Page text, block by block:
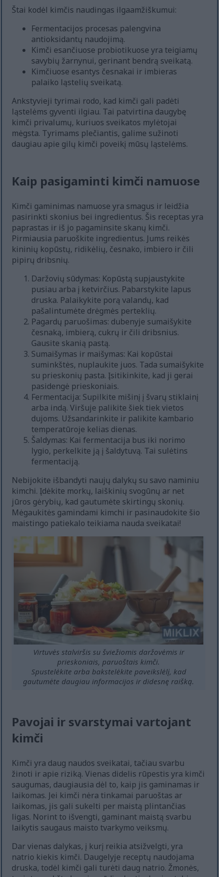
Štai kodėl kimčis naudingas ilgaamžiškumui:
Fermentacijos procesas palengvina
antioksidantų naudojimą.
Kimči esančiuose probiotikuose yra teigiamų
savybių žarnynui, gerinant bendrą sveikatą.
Kimčiuose esantys česnakai ir imbieras
palaiko ląstelių sveikatą.
Ankstyvieji tyrimai rodo, kad kimči gali padėti
ląstelėms gyventi ilgiau. Tai patvirtina daugybę
kimči privalumų, kuriuos sveikatos mylėtojai
mėgsta. Tyrimams plečiantis, galime sužinoti
daugiau apie gilų kimči poveikį mūsų ląstelėms.
Kaip pasigaminti kimči namuose
Kimči gaminimas namuose yra smagus ir leidžia
pasirinkti skonius bei ingredientus. Šis receptas yra
paprastas ir iš jo pagaminsite skanų kimči.
Pirmiausia paruoškite ingredientus. Jums reikės
kininių kopūstų, ridikėlių, česnako, imbiero ir čili
pipirų dribsnių.
Daržovių sūdymas: Kopūstą supjaustykite
pusiau arba į ketvirčius. Pabarstykite lapus
druska. Palaikykite porą valandų, kad
pašalintumėte drėgmės perteklių.
Pagardų paruošimas: dubenyje sumaišykite
česnaką, imbierą, cukrų ir čili dribsnius.
Gausite skanią pastą.
Sumaišymas ir maišymas: Kai kopūstai
suminkštės, nuplaukite juos. Tada sumaišykite
su prieskonių pasta. Įsitikinkite, kad ji gerai
pasidengė prieskoniais.
Fermentacija: Supilkite mišinį į švarų stiklainį
arba indą. Viršuje palikite šiek tiek vietos
dujoms. Užsandarinkite ir palikite kambario
temperatūroje kelias dienas.
Šaldymas: Kai fermentacija bus iki norimo
lygio, perkelkite ją į šaldytuvą. Tai sulėtins
fermentaciją.
Nebijokite išbandyti naujų dalykų su savo naminiu
kimchi. Įdėkite morkų, laiškinių svogūnų ar net
jūros gėrybių, kad gautumėte skirtingų skonių.
Mėgaukitės gamindami kimchi ir pasinaudokite šio
maistingo patiekalo teikiama nauda sveikatai!
Virtuvės stalviršis su šviežiomis daržovėmis ir
prieskoniais, paruoštais kimči.
Spustelėkite arba bakstelėkite paveikslėlį, kad
gautumėte daugiau informacijos ir didesnę raišką.
Pavojai ir svarstymai vartojant
kimči
Kimči yra daug naudos sveikatai, tačiau svarbu
žinoti ir apie riziką. Vienas didelis rūpestis yra kimči
saugumas, daugiausia dėl to, kaip jis gaminamas ir
laikomas. Jei kimči nėra tinkamai paruoštas ar
laikomas, jis gali sukelti per maistą plintančias
ligas. Norint to išvengti, gaminant maistą svarbu
laikytis saugaus maisto tvarkymo veiksmų.
Dar vienas dalykas, į kurį reikia atsižvelgti, yra
natrio kiekis kimči. Daugelyje receptų naudojama
druska, todėl kimči gali turėti daug natrio. Žmonės,